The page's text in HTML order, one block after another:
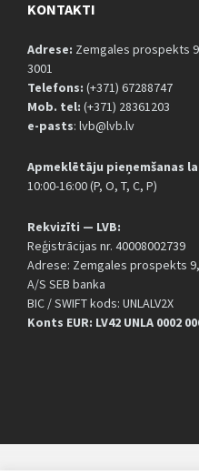
KONTAKTI
Adrese: Zemgales prospekts
3001
Telefons: (+371) 67288747
Mob. tel: (+371) 28361203
e-pasts: lvb@lvb.lv
Apmeklētāju pieņemšanas
10:00-16:00 (P, O, T, C, P)
Rekvizīti — LVB:
Reģistrācijas nr. 40008002739
Adrese: Zemgales prospekts 9,
A/S SEB banka
BIC / SWIFT kods: UNLALV2X
Konts EUR: LV42 UNLA 0002